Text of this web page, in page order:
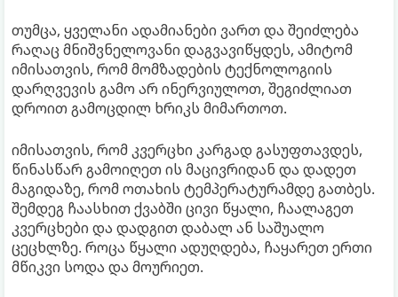
თუმცა, ყველანი ადამიანები ვართ და შეიძლება
რაღაც მნიშვნელოვანი დაგვავიწყდეს, ამიტომ
იმისათვის, რომ მომზადების ტექნოლოგიის
დარღვევის გამო არ ინერვიულოთ, შეგიძლიათ
დროით გამოცდილ ხრიკს მიმართოთ.
იმისათვის, რომ კვერცხი კარგად გასუფთავდეს,
წინასწარ გამოიღეთ ის მაცივრიდან და დადეთ
მაგიდაზე, რომ ოთახის ტემპერატურამდე გათბეს.
შემდეგ ჩაასხით ქვაბში ცივი წყალი, ჩაალაგეთ
კვერცხები და დადგით დაბალ ან საშუალო
ცეცხლზე. როცა წყალი ადუღდება, ჩაყარეთ ერთი
მწიკვი სოდა და მოურიეთ.